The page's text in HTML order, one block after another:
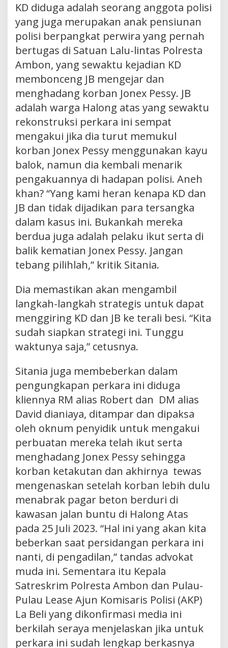
KD diduga adalah seorang anggota polisi
yang juga merupakan anak pensiunan
polisi berpangkat perwira yang pernah
bertugas di Satuan Lalu-lintas Polresta
Ambon, yang sewaktu kejadian KD
membonceng JB mengejar dan
menghadang korban Jonex Pessy. JB
adalah warga Halong atas yang sewaktu
rekonstruksi perkara ini sempat
mengakui jika dia turut memukul
korban Jonex Pessy menggunakan kayu
balok, namun dia kembali menarik
pengakuannya di hadapan polisi. Aneh
khan? “Yang kami heran kenapa KD dan
JB dan tidak dijadikan para tersangka
dalam kasus ini. Bukankah mereka
berdua juga adalah pelaku ikut serta di
balik kematian Jonex Pessy. Jangan
tebang pilihlah,” kritik Sitania.
Dia memastikan akan mengambil
langkah-langkah strategis untuk dapat
menggiring KD dan JB ke terali besi. “Kita
sudah siapkan strategi ini. Tunggu
waktunya saja,” cetusnya.
Sitania juga membeberkan dalam
pengungkapan perkara ini diduga
kliennya RM alias Robert dan DM alias
David dianiaya, ditampar dan dipaksa
oleh oknum penyidik untuk mengakui
perbuatan mereka telah ikut serta
menghadang Jonex Pessy sehingga
korban ketakutan dan akhirnya tewas
mengenaskan setelah korban lebih dulu
menabrak pagar beton berduri di
kawasan jalan buntu di Halong Atas
pada 25 Juli 2023. “Hal ini yang akan kita
beberkan saat persidangan perkara ini
nanti, di pengadilan,” tandas advokat
muda ini. Sementara itu Kepala
Satreskrim Polresta Ambon dan Pulau-
Pulau Lease Ajun Komisaris Polisi (AKP)
La Beli yang dikonfirmasi media ini
berkilah seraya menjelaskan jika untuk
perkara ini sudah lengkap berkasnya